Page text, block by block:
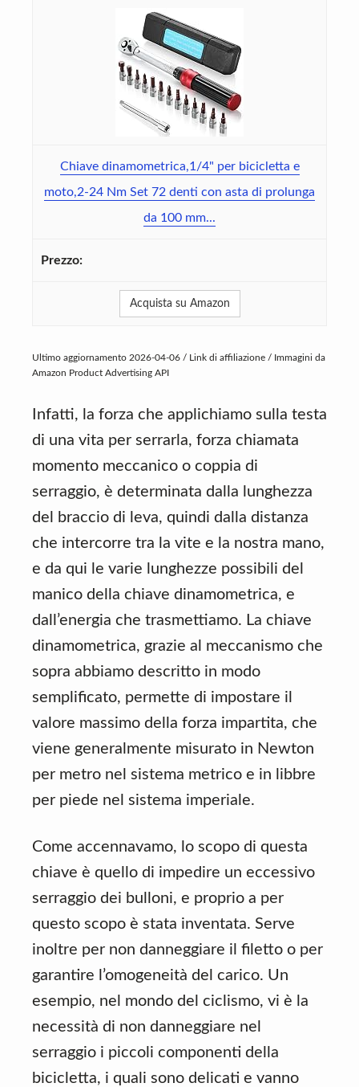
Chiave dinamometrica,1/4" per bicicletta e
moto,2-24 Nm Set 72 denti con asta di prolunga
da 100 mm...
Acquista su Amazon
Ultimo aggiornamento 2026-04-06 / Link di affiliazione / Immagini da
Amazon Product Advertising API
Infatti, la forza che applichiamo sulla testa
di una vita per serrarla, forza chiamata
momento meccanico o coppia di
serraggio, è determinata dalla lunghezza
del braccio di leva, quindi dalla distanza
che intercorre tra la vite e la nostra mano,
e da qui le varie lunghezze possibili del
manico della chiave dinamometrica, e
dall’energia che trasmettiamo. La chiave
dinamometrica, grazie al meccanismo che
sopra abbiamo descritto in modo
semplificato, permette di impostare il
valore massimo della forza impartita, che
viene generalmente misurato in Newton
per metro nel sistema metrico e in libbre
per piede nel sistema imperiale.
Come accennavamo, lo scopo di questa
chiave è quello di impedire un eccessivo
serraggio dei bulloni, e proprio a per
questo scopo è stata inventata. Serve
inoltre per non danneggiare il filetto o per
garantire l’omogeneità del carico. Un
esempio, nel mondo del ciclismo, vi è la
necessità di non danneggiare nel
serraggio i piccoli componenti della
bicicletta, i quali sono delicati e vanno